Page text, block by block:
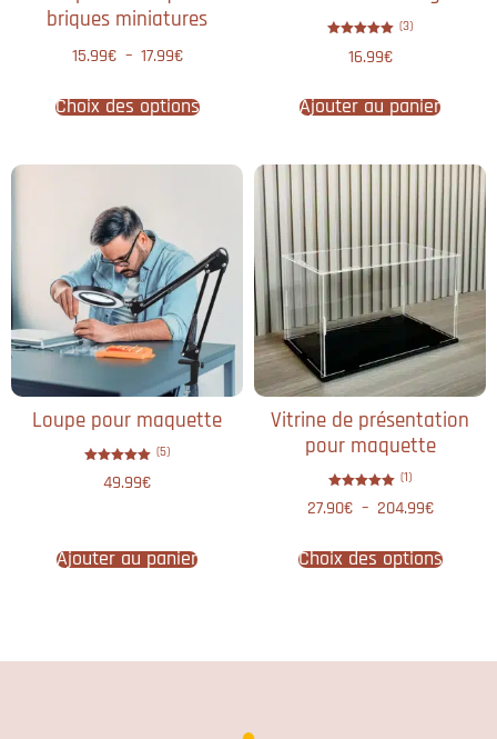
briques miniatures
15.99€ – 17.99€
Choix des options
5.00
(3)
16.99€
Ajouter au panier
Loupe pour maquette​
5.00
(5)
49.99€
Ajouter au panier
Vitrine de présentation
pour maquette
5.00
(1)
27.90€ – 204.99€
Choix des options